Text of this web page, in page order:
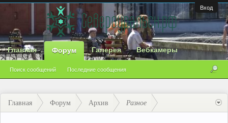
Вход
Главная Форум
Поиск сообщений Последние сообщения
Галерея Вебкамеры
Главная Форум Архив Разное